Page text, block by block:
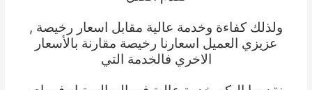
ولذلك كفاءة وخدمة عالية مقابل اسعار رخيصة ,
عزيزي العميل اسعارنا رخيصة مقارنة بالأسعار
الاخري فالخدمة التي